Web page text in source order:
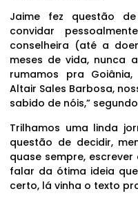
Jaime fez questão
convidar
conselheira (até a
meses de vida, nunca
rumamos pra
Altair Sales Barbosa,
sabido de nóis,”
Trilhamos uma linda
questão de decidir,
quase sempre, escrever
falar da ótima ideia
certo, lá vinha o texto